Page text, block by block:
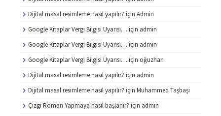
Dijital masal resimleme nasıl yapılır? için Admin
Google Kitaplar Vergi Bilgisi Uyarısı… için admin
Google Kitaplar Vergi Bilgisi Uyarısı… için admin
Google Kitaplar Vergi Bilgisi Uyarısı… için oğuzhan
Dijital masal resimleme nasıl yapılır? için admin
Dijital masal resimleme nasıl yapılır? için Muhammed Taşbaşi
Çizgi Roman Yapmaya nasıl başlanır? için admin